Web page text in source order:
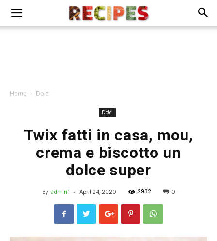
Home Dolci
Dolci
Twix fatti in casa, mou,
crema e biscotto un
dolce super
By admin1 - April 24, 2020 2932 0